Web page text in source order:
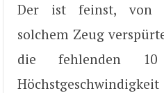
Der ist feinst, von
solchem Zeug
die fehlenden